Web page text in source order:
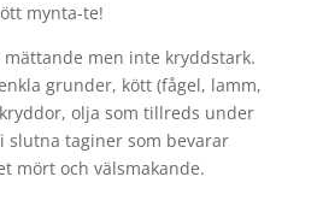
mynta-te!
men inte kryddstark.
grunder, kött (fågel, lamm,
olja som tillreds under
slutna taginer som bevarar
mört och välsmakande.